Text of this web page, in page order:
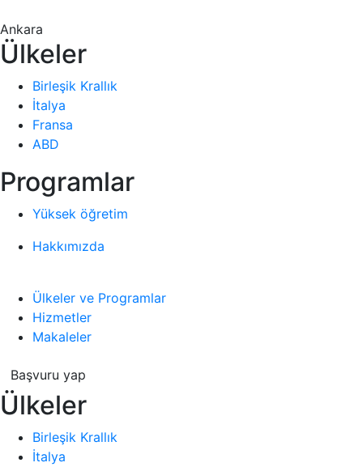
Ankara
Ülkeler
Birleşik Krallık
İtalya
Fransa
ABD
Programlar
Yüksek öğretim
Hakkımızda
Ülkeler ve Programlar
Hizmetler
Makaleler
Başvuru yap
Ülkeler
Birleşik Krallık
İtalya